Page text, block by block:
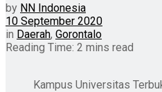
by NN Indonesia
10 September 2020
in Daerah, Gorontalo
Reading Time: 2 mins read
Kampus Universitas